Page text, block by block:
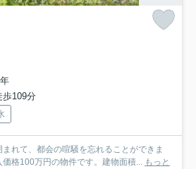
歩109分
れて、都会の喧騒を忘れることができま
格100万円の物件です。建物面積... もっと